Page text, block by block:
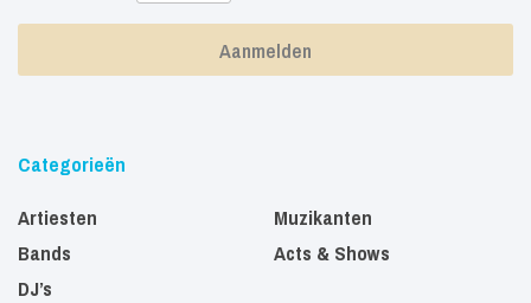
Categorieën
Artiesten
Bands
DJ’s
Muzikanten
Acts & Shows